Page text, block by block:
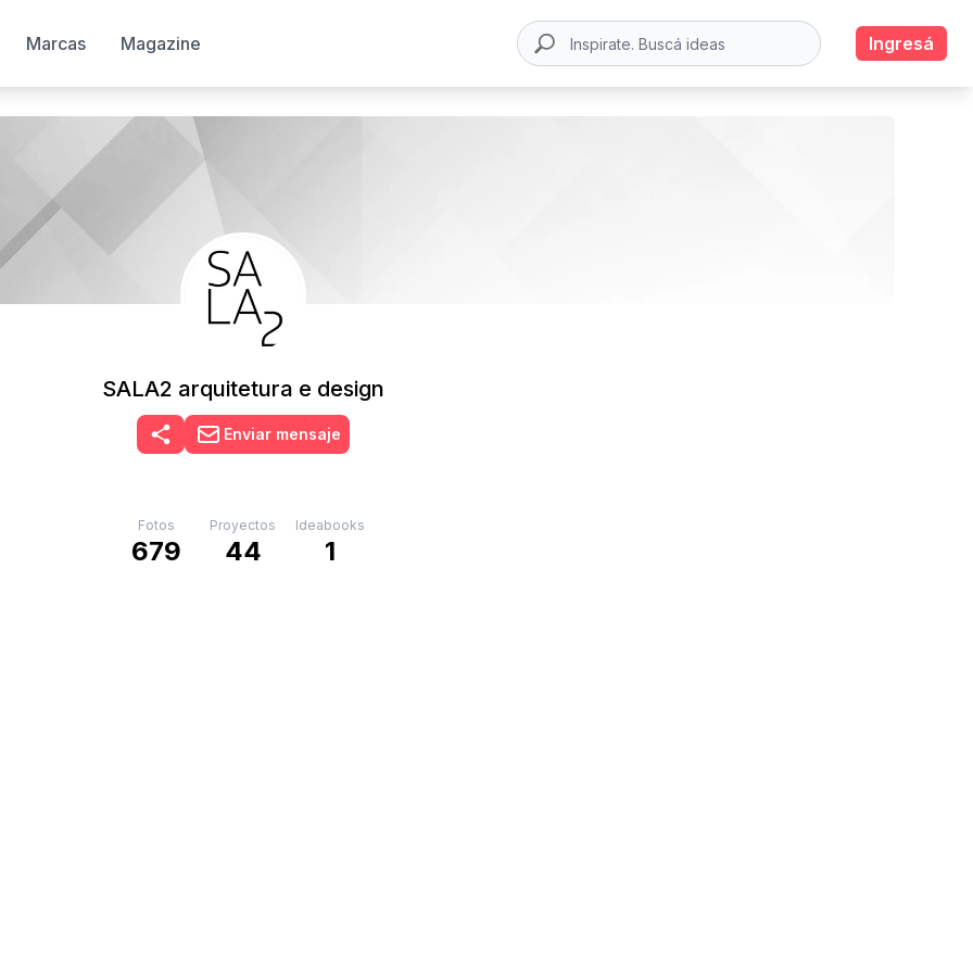
Marcas Magazine Ingresá
SALA2 arquitetura e design
Enviar mensaje
Fotos
679
Proyectos
44
Ideabooks
1